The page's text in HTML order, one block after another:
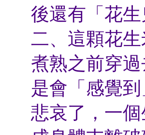
後還有「花
二、這顆花
煮熟之前穿
是會「感覺
悲哀了，一